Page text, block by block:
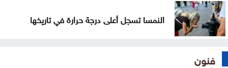
النمسا تسجل أعلى درجة حرارة في تاريخها
فنون